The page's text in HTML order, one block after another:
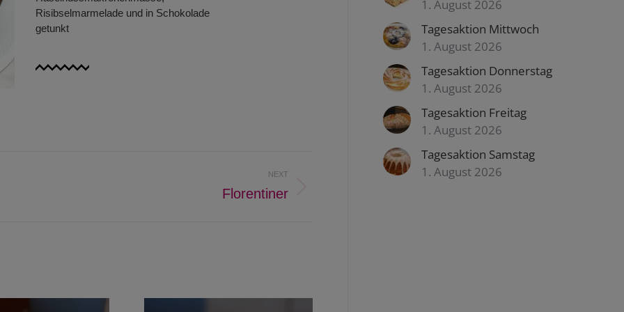
Risibselmarmelade und in Schokolade
getunkt
NEXT
Florentiner
1. August 2026
Tagesaktion Mittwoch
1. August 2026
Tagesaktion Donnerstag
1. August 2026
Tagesaktion Freitag
1. August 2026
Tagesaktion Samstag
1. August 2026